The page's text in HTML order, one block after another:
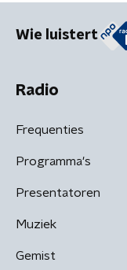
Wie luistert
Radio
Frequenties
Programma's
Presentatoren
Muziek
Gemist